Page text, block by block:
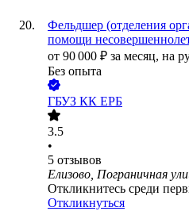
Фельдшер (отделения
помощи
от 90 000 ₽ за месяц, на
Без опыта
ГБУЗ КК ЕРБ
3.5
•
5 отзывов
Елизово, Пограничная
Откликнитесь среди
Откликнуться